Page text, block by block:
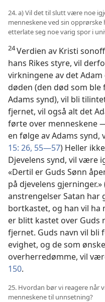
24. a) Vil det til slutt være noe
menneskene ved sin opprørske
etterlate seg noe varig spor i
24Verdien av Kristi
hans Rikes styre, vil
virkningene av det
døden (den død som ble
Adams synd), vil bli
fjernet, vil også alt det
førte over menneskene
en følge av Adams synd,
15: 26, 55—57) Heller
Djevelens synd, vil være
«Dertil er Guds Sønn
på djevelens gjerninger.»
anstrengelser Satan
bortkastet, og han vil ha
er blitt kastet over Guds
fjernet. Guds navn vil bli
evighet, og de som
overherredømme, vil
150.
25. Hvordan bør vi reagere når
menneskene til unnsetning?